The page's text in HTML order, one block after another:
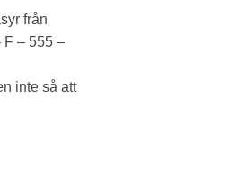
från
F – 555 –
inte så att